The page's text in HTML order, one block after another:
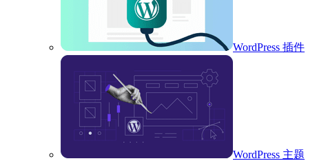
WordPress 插件
WordPress 主题